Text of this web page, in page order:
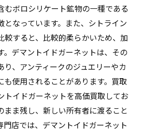
むボロシリケート鉱物の一種である
となっています。また、シトライン
較すると、比較的柔らかいため、加
。デマントイドガーネットは、その
り、アンティークのジュエリーやカ
も使用されることがあります。買取
トイドガーネットを高価買取してお
まま残し、新しい所有者に渡ること
門店では、デマントイドガーネット